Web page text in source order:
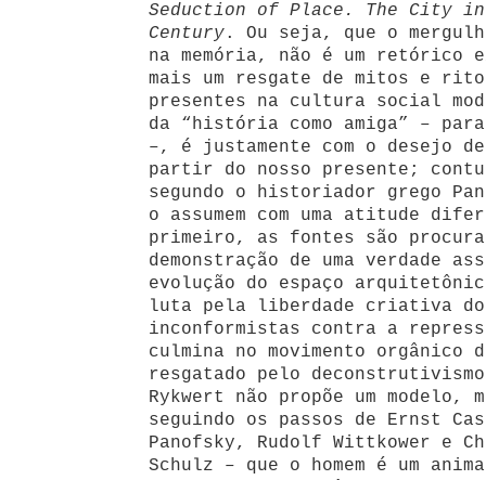
Seduction of Place. The City
Century. Ou seja, que o
na memória, não é um retórico
mais um resgate de mitos e
presentes na cultura social
da “história como amiga” –
–, é justamente com o desejo
partir do nosso presente;
segundo o historiador grego
o assumem com uma atitude
primeiro, as fontes são
demonstração de uma verdade
evolução do espaço
luta pela liberdade criativa
inconformistas contra a
culmina no movimento orgânico
resgatado pelo
Rykwert não propõe um modelo,
seguindo os passos de Ernst
Panofsky, Rudolf Wittkower e
Schulz – que o homem é um